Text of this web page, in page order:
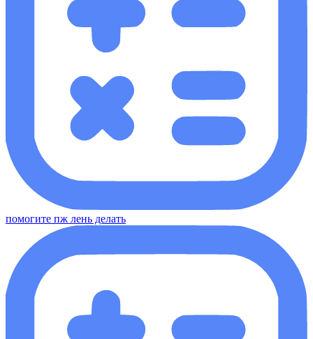
помогите пж лень делать